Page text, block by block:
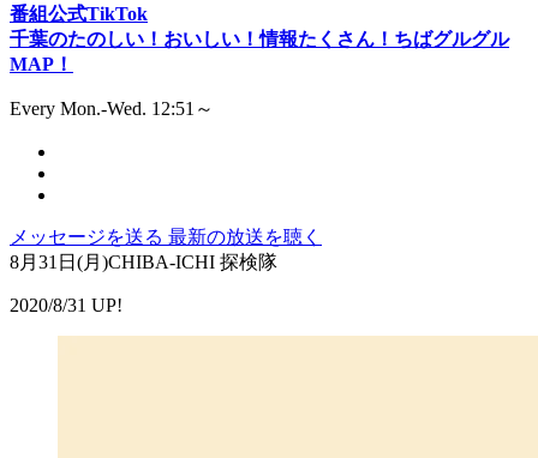
番組公式TikTok
千葉のたのしい！おいしい！情報たくさん！ちばグルグル
MAP！
Every Mon.-Wed. 12:51～
メッセージを送る 最新の放送を聴く
8月31日(月)CHIBA-ICHI 探検隊
2020/8/31 UP!